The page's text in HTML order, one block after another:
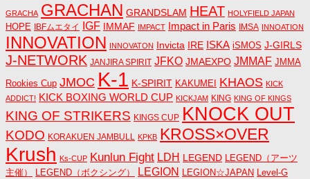
GRACHA GRACHAN GRANDSLAM HEAT HOLYFIELD JAPAN
HOPE IBFムエタイ IGF IMMAF IMPACT Impact in Paris IMSA INNOATION
INNOVATION INNOVATON Invicta IRE ISKA iSMOS J-GIRLS
J-NETWORK JANJIRA SPIRIT JFKO JMAEXPO JMMAF JMMA
Rookies Cup JMOC K-1 K-SPIRIT KAKUMEI KHAOS KICK
ADDICT! KICK BOXING WORLD CUP KICKJAM KING KING OF KINGS
KING OF STRIKERS KINGS CUP KNOCK OUT
KODO KORAKUEN JAMBULL KPKB KROSS×OVER
Krush Ks-CUP Kunlun Fight LDH LEGEND LEGEND（アーツ
主催）
LEGEND（ボクシング） LEGION LEGION☆JAPAN Level-G